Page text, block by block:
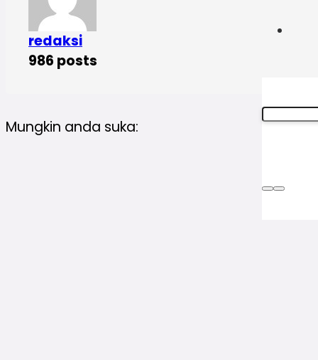
redaksi
986 posts
Mungkin anda suka: